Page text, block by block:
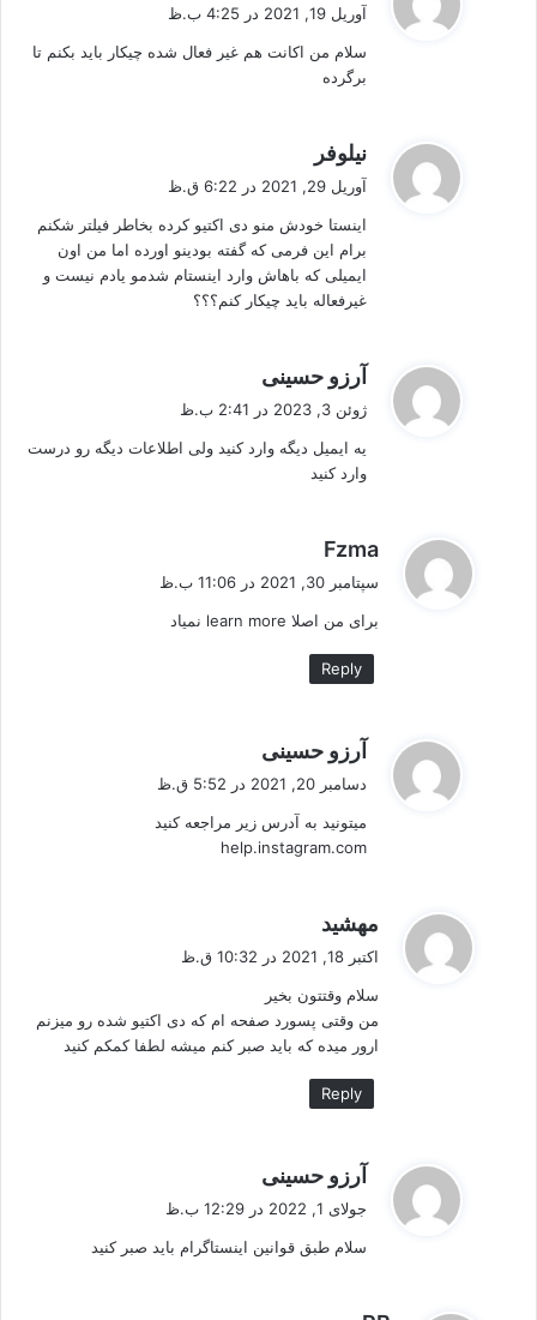
:
آوریل 19, 2021 در 4:25 ب.ظ
سلام من اکانت هم غیر فعال شده چیکار باید بکنم تا
برگرده
نیلوفر
ف
:
آوریل 29, 2021 در 6:22 ق.ظ
اینستا خودش منو دی اکتیو کرده بخاطر فیلتر شکنم
برام این فرمی که گفته بودینو اورده اما من اون
ایمیلی که باهاش وارد اینستام شدمو یادم نیست و
غیرفعاله باید چیکار کنم؟؟؟
آرزو حسینی
:
ژوئن 3, 2023 در 2:41 ب.ظ
یه ایمیل دیگه وارد کنید ولی اطلاعات دیگه رو درست
وارد کنید
Fzma
ف
سپتامبر 30, 2021 در 11:06 ب.ظ
برای من اصلا learn more نمیاد
Reply
آرزو حسینی
ف
دسامبر 20, 2021 در 5:52 ق.ظ
میتونید به آدرس زیر مراجعه کنید
help.instagram.com
مهشید
ف
:
اکتبر 18, 2021 در 10:32 ق.ظ
سلام وقتتون بخیر
من وقتی پسورد صفحه ام که دی اکتیو شده رو میزنم
ارور میده که باید صبر کنم میشه لطفا کمکم کنید
Reply
آرزو حسینی
:
جولای 1, 2022 در 12:29 ب.ظ
سلام طبق قوانین اینستاگرام باید صبر کنید